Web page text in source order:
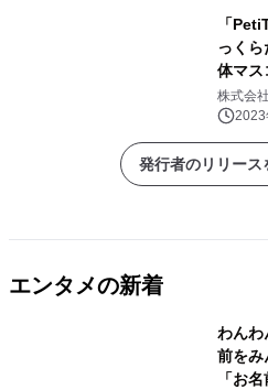
「
っく
体マス
株式会
2023
発行者のリリース
エンタメの新着
わんわ
前を
「お